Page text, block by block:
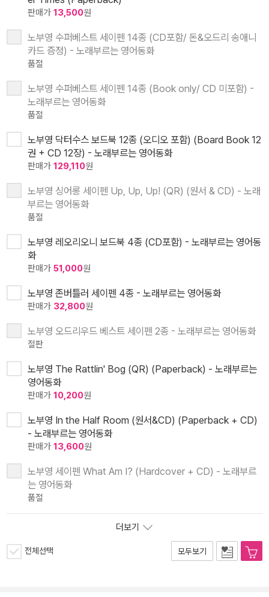
판매가 13,500원
노부영 수퍼베스트 세이펜 14종 (CD포함/ 돈&오드리 송애니
카드 증정) - 노래부르는 영어동화
품절
노부영 수퍼베스트 세이펜 14종 (Book only/ CD 미포함) -
노래부르는 영어동화
품절
노부영 닥터수스 보드북 12종 (오디오 포함) (Board Book 12
권 + CD 12장) - 노래부르는 영어동화
판매가 129,110원
노부영 싱어롱 세이펜 Up, Up, Up! (QR) (원서 & CD) - 노래
부르는 영어동화
품절
노부영 레오리오니 보드북 4종 (CD포함) - 노래부르는 영어동
화
판매가 51,000원
노부영 존버틀러 세이펜 4종 - 노래부르는 영어동화
판매가 32,800원
노부영 오드리우드 베스트 세이펜 2종 - 노래부르는 영어동화
절판
노부영 The Rattlin' Bog (QR) (Paperback) - 노래부르는
영어동화
판매가 10,200원
노부영 In the Half Room (원서&CD) (Paperback + CD)
- 노래부르는 영어동화
판매가 13,600원
노부영 세이펜 What Am I? (Hardcover + CD) - 노래부르
는 영어동화
품절
더보기
전체선택 모두보기